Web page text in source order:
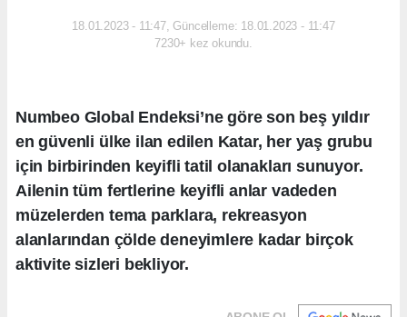
18.01.2023 - 11:47, Güncelleme: 18.01.2023 - 11:47
7230+ kez okundu.
Numbeo Global Endeksi’ne göre son beş yıldır
en güvenli ülke ilan edilen Katar, her yaş grubu
için birbirinden keyifli tatil olanakları sunuyor.
Ailenin tüm fertlerine keyifli anlar vadeden
müzelerden tema parklara, rekreasyon
alanlarından çölde deneyimlere kadar birçok
aktivite sizleri bekliyor.